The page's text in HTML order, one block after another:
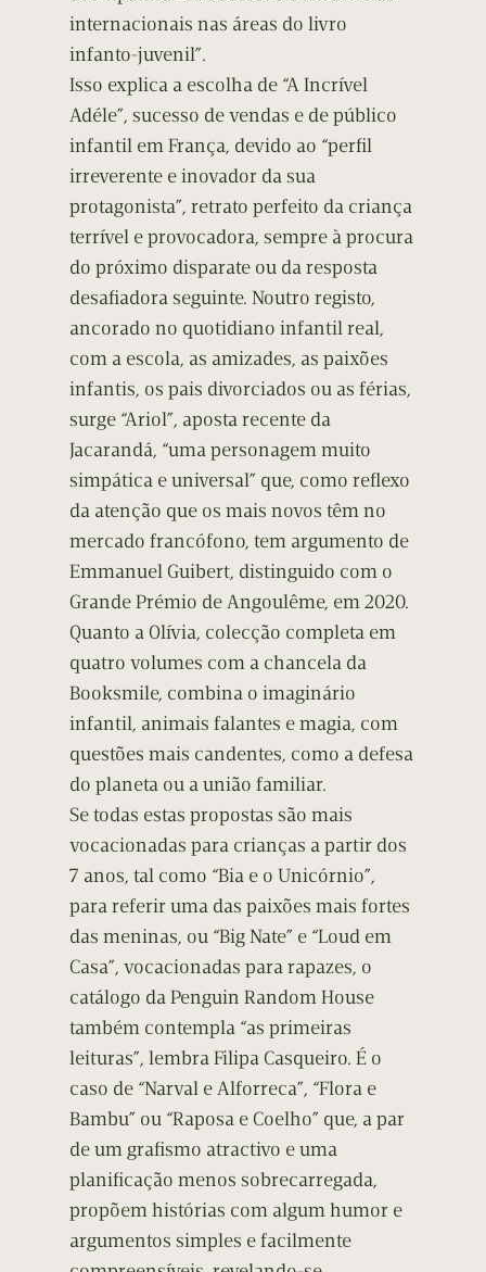
internacionais nas áreas do livro
infanto-juvenil”.
Isso explica a escolha de “A Incrível
Adéle”, sucesso de vendas e de público
infantil em França, devido ao “perfil
irreverente e inovador da sua
protagonista”, retrato perfeito da criança
terrível e provocadora, sempre à procura
do próximo disparate ou da resposta
desafiadora seguinte. Noutro registo,
ancorado no quotidiano infantil real,
com a escola, as amizades, as paixões
infantis, os pais divorciados ou as férias,
surge “Ariol”, aposta recente da
Jacarandá, “uma personagem muito
simpática e universal” que, como reflexo
da atenção que os mais novos têm no
mercado francófono, tem argumento de
Emmanuel Guibert, distinguido com o
Grande Prémio de Angoulême, em 2020.
Quanto a Olívia, colecção completa em
quatro volumes com a chancela da
Booksmile, combina o imaginário
infantil, animais falantes e magia, com
questões mais candentes, como a defesa
do planeta ou a união familiar.
Se todas estas propostas são mais
vocacionadas para crianças a partir dos
7 anos, tal como “Bia e o Unicórnio”,
para referir uma das paixões mais fortes
das meninas, ou “Big Nate” e “Loud em
Casa”, vocacionadas para rapazes, o
catálogo da Penguin Random House
também contempla “as primeiras
leituras”, lembra Filipa Casqueiro. É o
caso de “Narval e Alforreca”, “Flora e
Bambu” ou “Raposa e Coelho” que, a par
de um grafismo atractivo e uma
planificação menos sobrecarregada,
propõem histórias com algum humor e
argumentos simples e facilmente